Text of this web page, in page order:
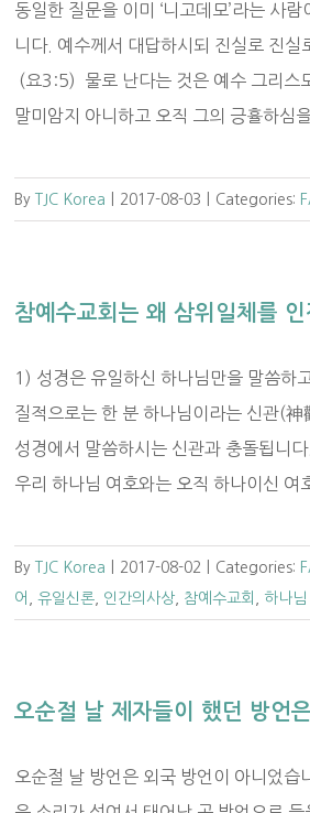
동일한 질문을 이미 ‘니고데모’라는 사
니다. 예수께서 대답하시되 진실로 진
(요3:5) 물로 난다는 것은 예수 그리스
말미암지 아니하고 오직 그의 긍휼하심
By TJC Korea 2017-08-03 Categories:
참예수교회는 왜 삼위일체를
1) 성경은 유일하신 하나님만을 말씀하
질적으로는 한 분 하나님이라는 신관(
성경에서 말씀하시는 신관과 충돌됩니
우리 하나님 여호와는 오직 하나이신
By TJC Korea 2017-08-02 Categories:
어
유일신론 인간의사상 참예수교회 하나님
오순절 날 제자들이 했던 방언
오순절 날 방언은 외국 방언이 아니었